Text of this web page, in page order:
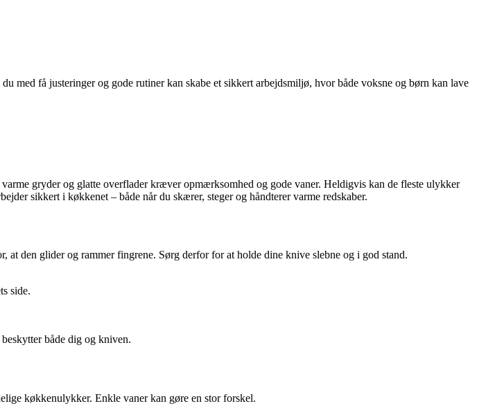
få justeringer og gode rutiner kan skabe et sikkert arbejdsmiljø, hvor både voksne og børn kan lave
gryder og glatte overflader kræver opmærksomhed og gode vaner. Heldigvis kan de fleste ulykker
sikkert i køkkenet – både når du skærer, steger og håndterer varme redskaber.
den glider og rammer fingrene. Sørg derfor for at holde dine knive slebne og i god stand.
side.
både dig og kniven.
køkkenulykker. Enkle vaner kan gøre en stor forskel.